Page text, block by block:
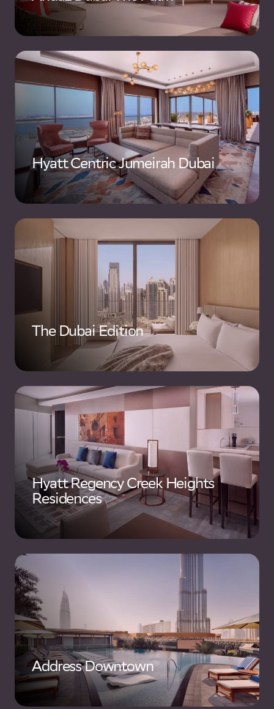
Hyatt Centric Jumeirah Dubai
The Dubai Edition
Hyatt Regency Creek Heights
Residences
Address Downtown